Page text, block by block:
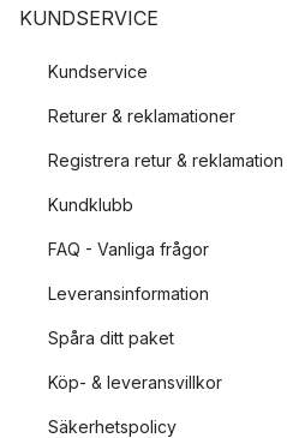
KUNDSERVICE
Kundservice
Returer & reklamationer
Registrera retur & reklamation
Kundklubb
FAQ - Vanliga frågor
Leveransinformation
Spåra ditt paket
Köp- & leveransvillkor
Säkerhetspolicy